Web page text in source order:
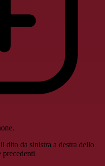
dito da sinistra a destra dello
precedenti